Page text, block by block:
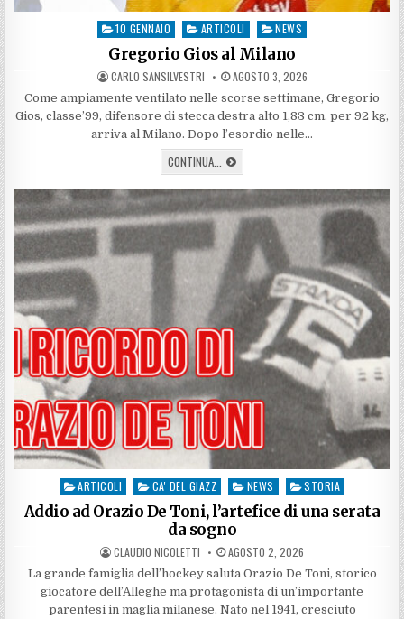
Posted
10 GENNAIO ARTICOLI NEWS
Gregorio Gios al Milano
AUTHOR:
CARLO SANSILVESTRI PUBLISHED
DATE:
AGOSTO 3, 2026
Come ampiamente ventilato nelle scorse settimane, Gregorio
Gios, classe’99, difensore di stecca destra alto 1,83 cm. per 92 kg,
arriva al Milano. Dopo l’esordio nelle…
CONTINUA... GREGORIO
GIOS
MILANO
Posted
ARTICOLI CA' DEL GIAZZ NEWS STORIA
Addio ad Orazio De Toni, l’artefice di una serata
da sogno
AUTHOR:
CLAUDIO NICOLETTI PUBLISHED
DATE:
AGOSTO 2, 2026
La grande famiglia dell’hockey saluta Orazio De Toni, storico
giocatore dell’Alleghe ma protagonista di un’importante
parentesi in maglia milanese. Nato nel 1941, cresciuto